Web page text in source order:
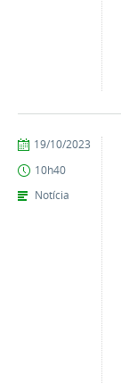
publicado
19/10/2023
10h40
Notícia